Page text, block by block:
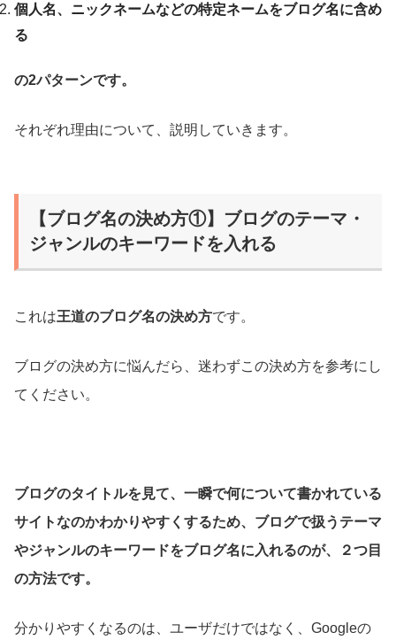
個人名、ニックネームなどの特定ネームをブログ名に含め
る
の2パターンです。
それぞれ理由について、説明していきます。
【ブログ名の決め方①】ブログのテーマ・
ジャンルのキーワードを入れる
これは王道のブログ名の決め方です。
ブログの決め方に悩んだら、迷わずこの決め方を参考にし
てください。
ブログのタイトルを見て、一瞬で何について書かれている
サイトなのかわかりやすくするため、ブログで扱うテーマ
やジャンルのキーワードをブログ名に入れるのが、２つ目
の方法です。
分かりやすくなるのは、ユーザだけではなく、Googleの